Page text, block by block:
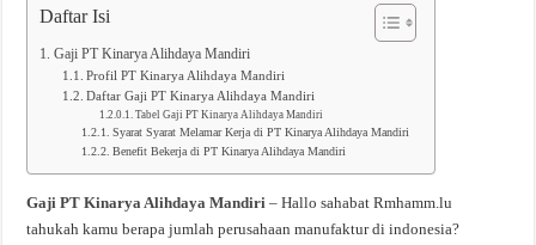
Daftar Isi
Gaji PT Kinarya Alihdaya Mandiri
Profil PT Kinarya Alihdaya Mandiri
Daftar Gaji PT Kinarya Alihdaya Mandiri
Tabel Gaji PT Kinarya Alihdaya Mandiri
Syarat Syarat Melamar Kerja di PT Kinarya Alihdaya Mandiri
Benefit Bekerja di PT Kinarya Alihdaya Mandiri
Gaji PT Kinarya Alihdaya Mandiri – Hallo sahabat Rmhamm.lu
tahukah kamu berapa jumlah perusahaan manufaktur di indonesia?